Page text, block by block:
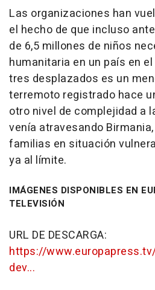
Las organizaciones han
el hecho de que incluso
de 6,5 millones de niños
humanitaria en un país en
tres desplazados es un
terremoto registrado hace
otro nivel de complejidad a
venía atravesando
familias en situación
ya al límite.
IMÁGENES DISPONIBLES EN
TELEVISIÓN
URL DE DESCARGA:
https://
dev...